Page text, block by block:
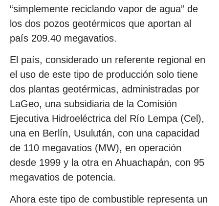
“simplemente reciclando vapor de agua” de
los dos pozos geotérmicos que aportan al
país 209.40 megavatios.
El país, considerado un referente regional en
el uso de este tipo de producción solo tiene
dos plantas geotérmicas, administradas por
LaGeo, una subsidiaria de la Comisión
Ejecutiva Hidroeléctrica del Río Lempa (Cel),
una en Berlín, Usulután, con una capacidad
de 110 megavatios (MW), en operación
desde 1999 y la otra en Ahuachapán, con 95
megavatios de potencia.
Ahora este tipo de combustible representa un